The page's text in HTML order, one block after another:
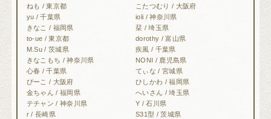
ねも / 東京都
こたつむり / 大阪府
yu / 千葉県
ioli / 神奈川県
きなこ / 福岡県
栞 / 埼玉県
to-ue / 東京都
dorothy / 富山県
M.Su / 茨城県
疾風 / 千葉県
きなこもち / 神奈川県
NONI / 鹿児島県
心春 / 千葉県
てぃな / 宮城県
ぴーこ / 大阪府
ひしかわ / 福岡県
金ちゃん / 福岡県
へいさん / 埼玉県
テチャン / 神奈川県
Y / 石川県
r / 長崎県
S31型 / 茨城県